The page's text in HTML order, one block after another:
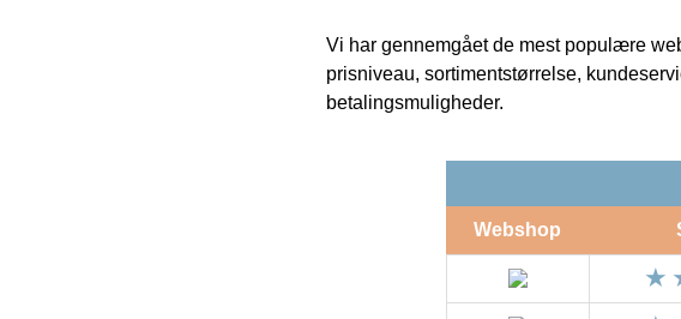
Vi har gennemgået de mest populære
prisniveau, sortimentstørrelse,
betalingsmuligheder.
Webshop